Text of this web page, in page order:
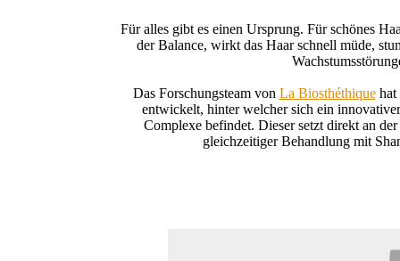
Für alles gibt es einen Ursprung. Für schönes
der Balance, wirkt das Haar schnell müde,
Das Forschungsteam von La Biosthéthiquehat
entwickelt, hinter welcher sich ein
Complexe befindet. Dieser setzt direkt an
gleichzeitiger Behandlung mit